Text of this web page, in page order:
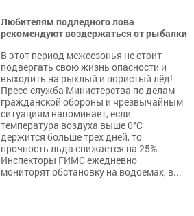
Любителям подледного лова
рекомендуют воздержаться от рыбалки
В этот период межсезонья не стоит
подвергать свою жизнь опасности и
выходить на рыхлый и пористый лёд!
Пресс-служба Министерства по делам
гражданской обороны и чрезвычайным
ситуациям напоминает, если
температура воздуха выше 0°С
держится больше трех дней, то
прочность льда снижается на 25%.
Инспекторы ГИМС ежедневно
мониторят обстановку на водоемах, в...